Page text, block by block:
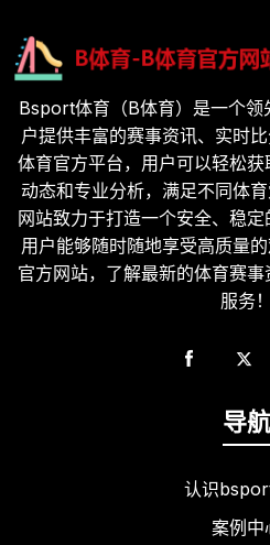
Bsport体育（B体育）是一个领
户提供丰富的赛事资讯、实时
体育官方平台，用户可以轻松
动态和专业分析，满足不同体
网站致力于打造一个安全、稳
用户能够随时随地享受高质量
官方网站，了解最新的体育赛
服务！
导航
认识
案例中